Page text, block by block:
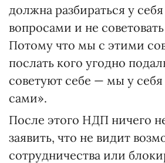
должна разбираться у
вопросами и не
Потому что мы с этими
послать кого угодно
советуют себе — мы у себя
сами».
После этого НДП ничего
заявить, что не видит
сотрудничества или